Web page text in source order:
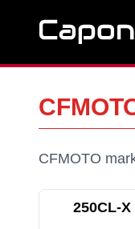
CFMOTO
250CL-X